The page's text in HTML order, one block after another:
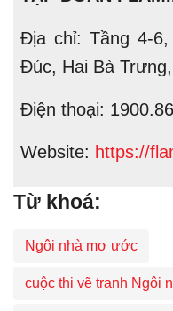
Địa chỉ: Tầng 4-
Đúc, Hai Bà
Điện thoại:
Website: https://
Từ khoá:
Ngôi nhà mơ ước
cuộc thi vẽ tranh Ngôi